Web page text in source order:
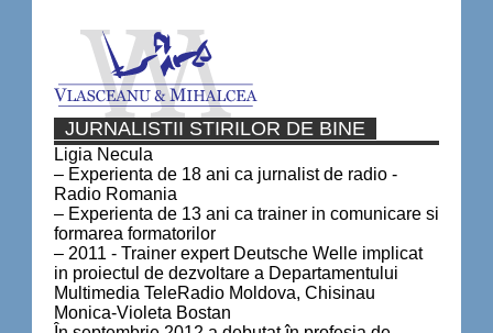
JURNALISTII STIRILOR DE BINE
Ligia Necula
– Experienta de 18 ani ca jurnalist de radio -
Radio Romania
– Experienta de 13 ani ca trainer in comunicare si
formarea formatorilor
– 2011 - Trainer expert Deutsche Welle implicat
in proiectul de dezvoltare a Departamentului
Multimedia TeleRadio Moldova, Chisinau
Monica-Violeta Bostan